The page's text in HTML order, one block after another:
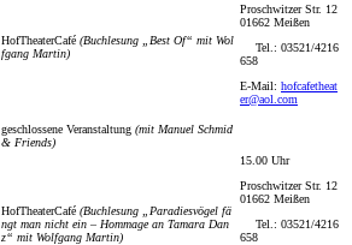
HofTheaterCafé (Buchlesung „Best Of“ mit Wol
fgang Martin)
Proschwitzer Str. 12
01662 Meißen
Tel.: 03521/4216
658
E-Mail: hofcafetheat
er@aol.com
geschlossene Veranstaltung (mit Manuel Schmid
& Friends)
HofTheaterCafé (Buchlesung „Paradiesvögel fä
ngt man nicht ein – Hommage an Tamara Dan
z“ mit Wolfgang Martin)
15.00 Uhr
Proschwitzer Str. 12
01662 Meißen
Tel.: 03521/4216
658